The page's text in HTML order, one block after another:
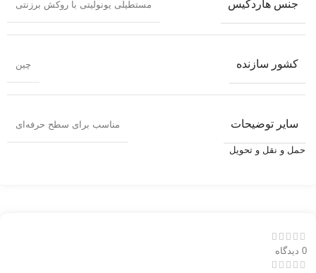
جنس هاردکیس مستطیلی یونولیتی با روکش برزنتی
کشور سازنده چین
سایر توضیحات مناسب برای سطح حرفه‌ای
حمل و نقل و تحویل
0 دیدگاه